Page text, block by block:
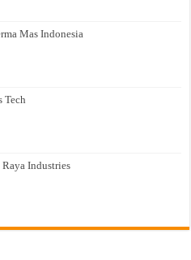
Mas Indonesia
Tech
Industries